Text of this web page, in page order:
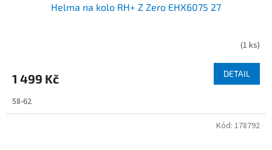
Helma na kolo RH+ Z Zero EHX6075 27
(1 ks)
1 499 Kč DETAIL
58-62
Kód: 178792